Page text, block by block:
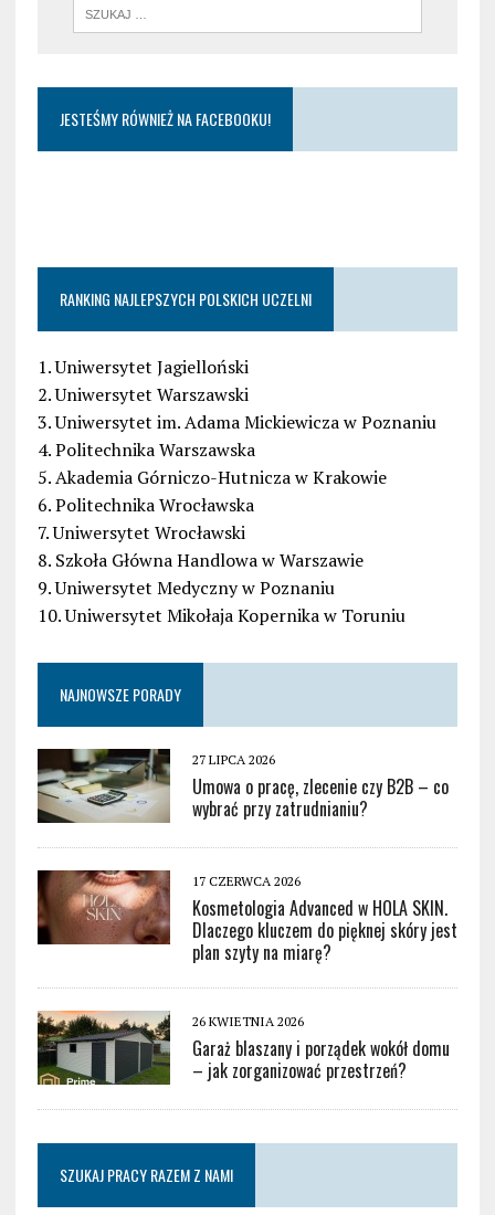
JESTEŚMY RÓWNIEŻ NA FACEBOOKU!
RANKING NAJLEPSZYCH POLSKICH UCZELNI
1. Uniwersytet Jagielloński
2. Uniwersytet Warszawski
3. Uniwersytet im. Adama Mickiewicza w Poznaniu
4. Politechnika Warszawska
5. Akademia Górniczo-Hutnicza w Krakowie
6. Politechnika Wrocławska
7. Uniwersytet Wrocławski
8. Szkoła Główna Handlowa w Warszawie
9. Uniwersytet Medyczny w Poznaniu
10. Uniwersytet Mikołaja Kopernika w Toruniu
NAJNOWSZE PORADY
27 LIPCA 2026
Umowa o pracę, zlecenie czy B2B – co
wybrać przy zatrudnianiu?
17 CZERWCA 2026
Kosmetologia Advanced w HOLA SKIN.
Dlaczego kluczem do pięknej skóry jest
plan szyty na miarę?
26 KWIETNIA 2026
Garaż blaszany i porządek wokół domu
– jak zorganizować przestrzeń?
SZUKAJ PRACY RAZEM Z NAMI